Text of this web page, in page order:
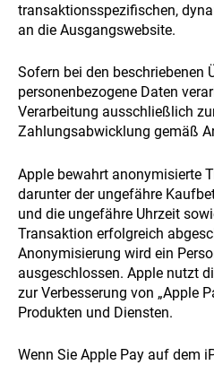
transaktionsspezifischen,
an die Ausgangswebsite.
Sofern bei den beschriebenen
personenbezogene Daten
Verarbeitung ausschließlich
Zahlungsabwicklung gemäß
Apple bewahrt anonymisierte
darunter der ungefähre
und die ungefähre Uhrzeit
Transaktion erfolgreich
Anonymisierung wird ein
ausgeschlossen. Apple nutzt
zur Verbesserung von „Apple
Produkten und Diensten.
Wenn Sie Apple Pay auf dem